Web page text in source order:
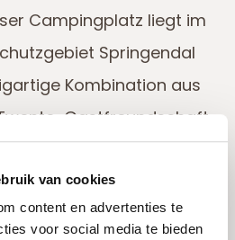
van cookies
content en advertenties te
voor social media te bieden
Campingplatz liegt im
Springendal
Kombination aus
Gastfreundschaft.
und Obstbäumen, wo Sie die
die frische Luft genießen